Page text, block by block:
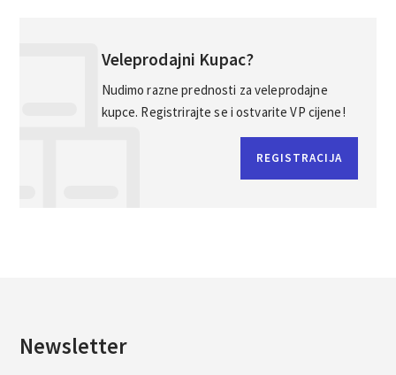
Veleprodajni Kupac?
Nudimo razne prednosti za veleprodajne
kupce. Registrirajte se i ostvarite VP cijene!
REGISTRACIJA
Newsletter